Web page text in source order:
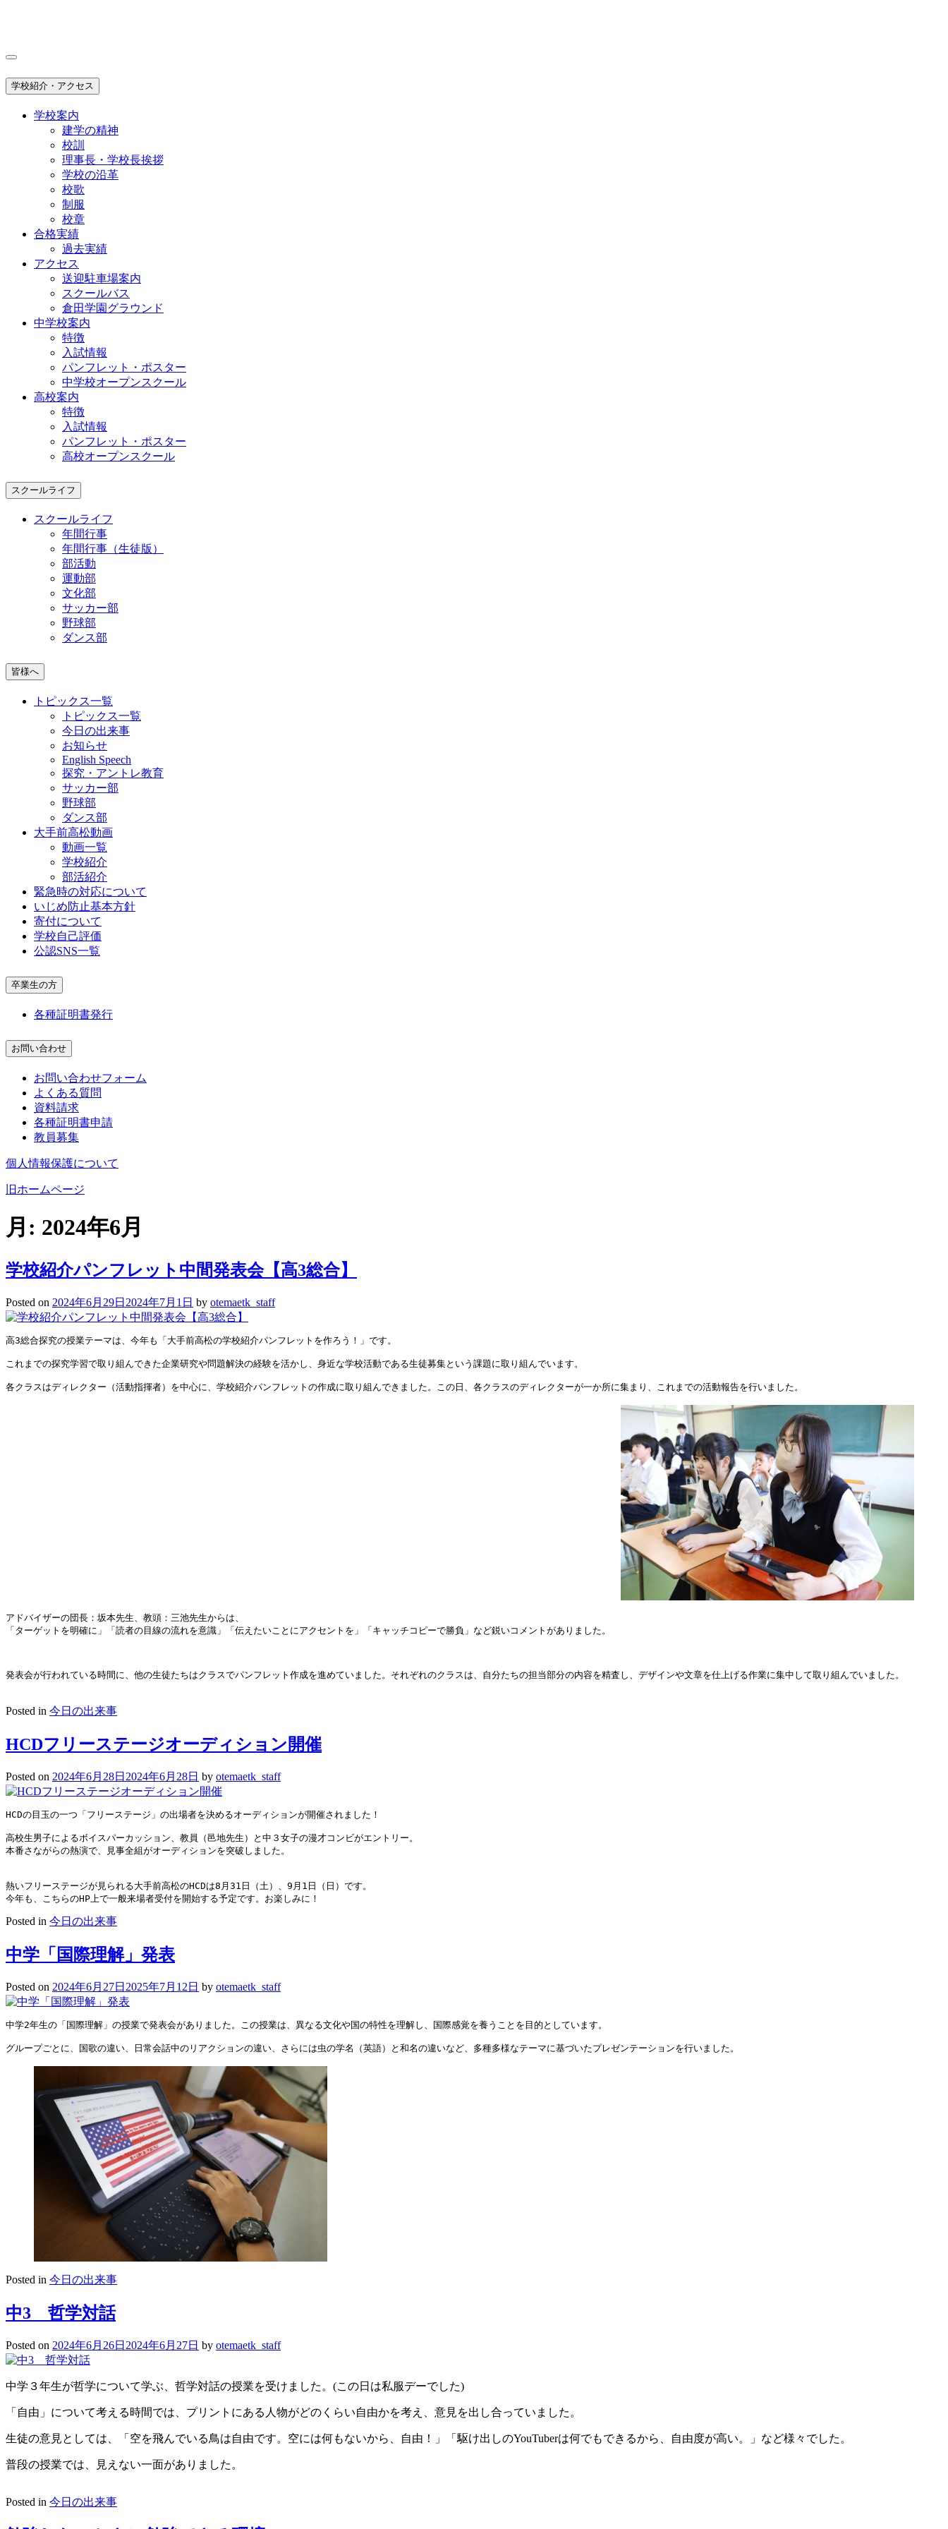
学校紹介・アクセス
学校案内
建学の精神
校訓
理事長・学校長挨拶
学校の沿革
校歌
制服
校章
合格実績
過去実績
アクセス
送迎駐車場案内
スクールバス
倉田学園グラウンド
中学校案内
特徴
入試情報
パンフレット・ポスター
中学校オープンスクール
高校案内
特徴
入試情報
パンフレット・ポスター
高校オープンスクール
スクールライフ
スクールライフ
年間行事
年間行事（生徒版）
部活動
運動部
文化部
サッカー部
野球部
ダンス部
皆様へ
トピックス一覧
トピックス一覧
今日の出来事
お知らせ
English Speech
探究・アントレ教育
サッカー部
野球部
ダンス部
大手前高松動画
動画一覧
学校紹介
部活紹介
緊急時の対応について
いじめ防止基本方針
寄付について
学校自己評価
公認SNS一覧
卒業生の方
各種証明書発行
お問い合わせ
お問い合わせフォーム
よくある質問
資料請求
各種証明書申請
教員募集
個人情報保護について
旧ホームページ
月: 2024年6月
学校紹介パンフレット中間発表会【高3総合】
Posted on 2024年6月29日 2024年7月1日 by otemaetk_staff
高3総合探究の授業テーマは、今年も「大手前高松の学校紹介パンフレットを作ろう！」です。
これまでの探究学習で取り組んできた企業研究や問題解決の経験を活かし、身近な学校活動である生徒募集という課題に取り組んでいます。
各クラスはディレクター（活動指揮者）を中心に、学校紹介パンフレットの作成に取り組んできました。この日、各クラスのディレクターが一か所に集まり、これまでの活動報告を行いました。
アドバイザーの団長：坂本先生、教頭：三池先生からは、
「ターゲットを明確に」「読者の目線の流れを意識」「伝えたいことにアクセントを」「キャッチコピーで勝負」など鋭いコメントがありました。
発表会が行われている時間に、他の生徒たちはクラスでパンフレット作成を進めていました。それぞれのクラスは、自分たちの担当部分の内容を精査し、デザインや文章を仕上げる作業に集中して取り組んでいました。
Posted in 今日の出来事
HCDフリーステージオーディション開催
Posted on 2024年6月28日 2024年6月28日 by otemaetk_staff
HCDの目玉の一つ「フリーステージ」の出場者を決めるオーディションが開催されました！
高校生男子によるボイスパーカッション、教員（邑地先生）と中３女子の漫才コンビがエントリー。
本番さながらの熱演で、見事全組がオーディションを突破しました。
熱いフリーステージが見られる大手前高松のHCDは8月31日（土）、9月1日（日）です。
今年も、こちらのHP上で一般来場者受付を開始する予定です。お楽しみに！
Posted in 今日の出来事
中学「国際理解」発表
Posted on 2024年6月27日 2025年7月12日 by otemaetk_staff
中学2年生の「国際理解」の授業で発表会がありました。この授業は、異なる文化や国の特性を理解し、国際感覚を養うことを目的としています。
グループごとに、国歌の違い、日常会話中のリアクションの違い、さらには虫の学名（英語）と和名の違いなど、多種多様なテーマに基づいたプレゼンテーションを行いました。
Posted in 今日の出来事
中3 哲学対話
Posted on 2024年6月26日 2024年6月27日 by otemaetk_staff
中学３年生が哲学について学ぶ、哲学対話の授業を受けました。(この日は私服デーでした)
「自由」について考える時間では、プリントにある人物がどのくらい自由かを考え、意見を出し合っていました。
生徒の意見としては、「空を飛んでいる鳥は自由です。空には何もないから、自由！」「駆け出しのYouTuberは何でもできるから、自由度が高い。」など様々でした。
普段の授業では、見えない一面がありました。
Posted in 今日の出来事